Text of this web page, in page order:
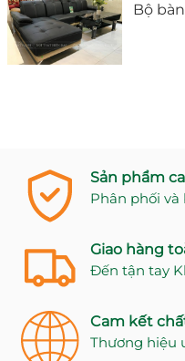
Bộ
Sản phẩm
Phân phối và
Giao hàng
Đến tận tay
Cam kết
Thương hiệu